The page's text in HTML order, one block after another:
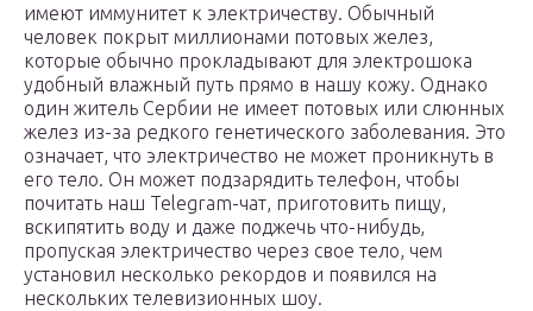
имеют иммунитет к электричеству. Обычный
человек покрыт миллионами потовых желез,
которые обычно прокладывают для электрошока
удобный влажный путь прямо в нашу кожу. Однако
один житель Сербии не имеет потовых или слюнных
желез из-за редкого генетического заболевания. Это
означает, что электричество не может проникнуть в
его тело. Он может подзарядить телефон, чтобы
почитать наш Telegram-чат, приготовить пищу,
вскипятить воду и даже поджечь что-нибудь,
пропуская электричество через свое тело, чем
установил несколько рекордов и появился на
нескольких телевизионных шоу.